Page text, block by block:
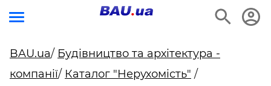
BAU.ua/ Будівництво та архітектура -
компанії/ Каталог "Нерухомість" /